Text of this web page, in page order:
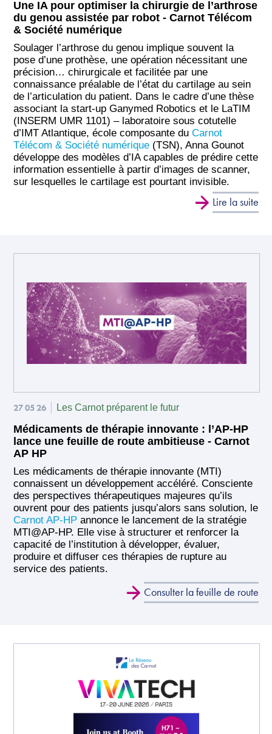
Une IA pour optimiser la chirurgie de l’arthrose
du genou assistée par robot - Carnot Télécom
& Société numérique
Soulager l’arthrose du genou implique souvent la
pose d’une prothèse, une opération nécessitant une
précision… chirurgicale et facilitée par une
connaissance préalable de l’état du cartilage au sein
de l’articulation du patient. Dans le cadre d’une thèse
associant la start-up Ganymed Robotics et le LaTIM
(INSERM UMR 1101) – laboratoire sous cotutelle
d’IMT Atlantique, école composante duCarnot
Télécom & Société numérique (TSN), Anna Gounot
développe des modèles d’IA capables de prédire cette
information essentielle à partir d’images de scanner,
sur lesquelles le cartilage est pourtant invisible.
Lire la suite
27 05 26 Les Carnot préparent le futur
Médicaments de thérapie innovante : l’AP-HP
lance une feuille de route ambitieuse - Carnot
AP HP
Les médicaments de thérapie innovante (MTI)
connaissent un développement accéléré. Consciente
des perspectives thérapeutiques majeures qu’ils
ouvrent pour des patients jusqu’alors sans solution, le
Carnot AP-HP annonce le lancement de la stratégie
MTI@AP-HP. Elle vise à structurer et renforcer la
capacité de l’institution à développer, évaluer,
produire et diffuser ces thérapies de rupture au
service des patients.
Consulter la feuille de route